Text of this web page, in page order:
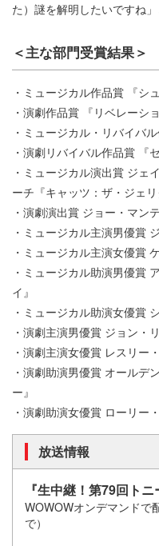
た）謎を解明したいですね」
＜主な部門受賞結果＞
・ミュージカル作品賞 『シ
・演劇作品賞 『リベレーショ
・ミュージカル・リバイバ
・演劇リバイバル作品賞 『
・ミュージカル演出賞 ジェ
ーチ『キャッツ：ザ・ジェリ
・演劇演出賞 ジョー・マン
・ミュージカル主演男優賞
・ミュージカル主演女優賞
・ミュージカル助演男優賞
イ』
・ミュージカル助演女優賞
・演劇主演男優賞 ジョン・
・演劇主演女優賞 レスリー
・演劇助演男優賞 オールデ
ー』
・演劇助演女優賞 ローリー
放送情報
『生中継！第79回トニ
WOWOWオンデマンドで
で）